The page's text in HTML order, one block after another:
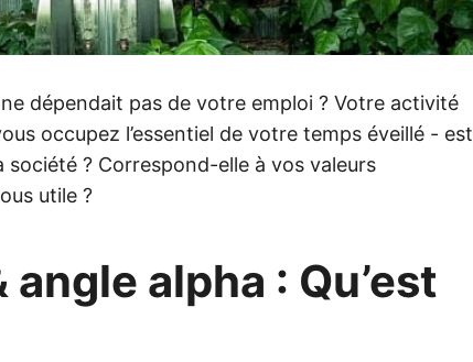
dépendait pas de votre emploi ? Votre activité
occupez l’essentiel de votre temps éveillé - est
? Correspond-elle à vos valeurs
utile ?
alpha : Qu’est